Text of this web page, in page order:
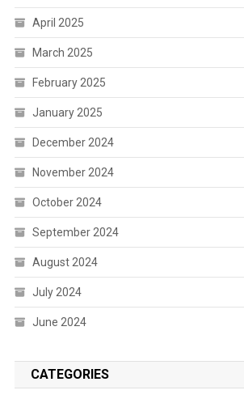
April 2025
March 2025
February 2025
January 2025
December 2024
November 2024
October 2024
September 2024
August 2024
July 2024
June 2024
CATEGORIES